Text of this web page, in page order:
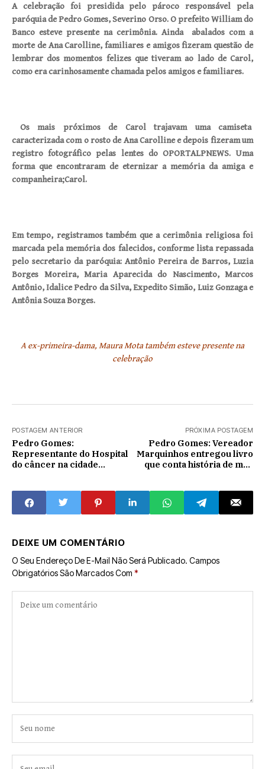
A celebração foi presidida pelo pároco responsável pela
paróquia de Pedro Gomes, Severino Orso. O prefeito William do
Banco esteve presente na cerimônia. Ainda abalados com a
morte de Ana Carolline, familiares e amigos fizeram questão de
lembrar dos momentos felizes que tiveram ao lado de Carol,
como era carinhosamente chamada pelos amigos e familiares.
Os mais próximos de Carol trajavam uma camiseta
caracterizada com o rosto de Ana Carolline e depois fizeram um
registro fotográfico pelas lentes do OPORTALPNEWS. Uma
forma que encontraram de eternizar a memória da amiga e
companheira;Carol.
Em tempo, registramos também que a cerimônia religiosa foi
marcada pela memória dos falecidos, conforme lista repassada
pelo secretario da paróquia: Antônio Pereira de Barros, Luzia
Borges Moreira, Maria Aparecida do Nascimento, Marcos
Antônio, Idalice Pedro da Silva, Expedito Simão, Luiz Gonzaga e
Antônia Souza Borges.
A ex-primeira-dama, Maura Mota também esteve presente na
celebração
POSTAGEM ANTERIOR
Pedro Gomes:
Representante do Hospital
do câncer na cidade
Amor.
PRÓXIMA POSTAGEM
Pedro Gomes: Vereador
Marquinhos entregou livro
que conta história de mãe
DEIXE UM COMENTÁRIO
O Seu Endereço De E-Mail Não Será Publicado. Campos
Obrigatórios São Marcados Com *